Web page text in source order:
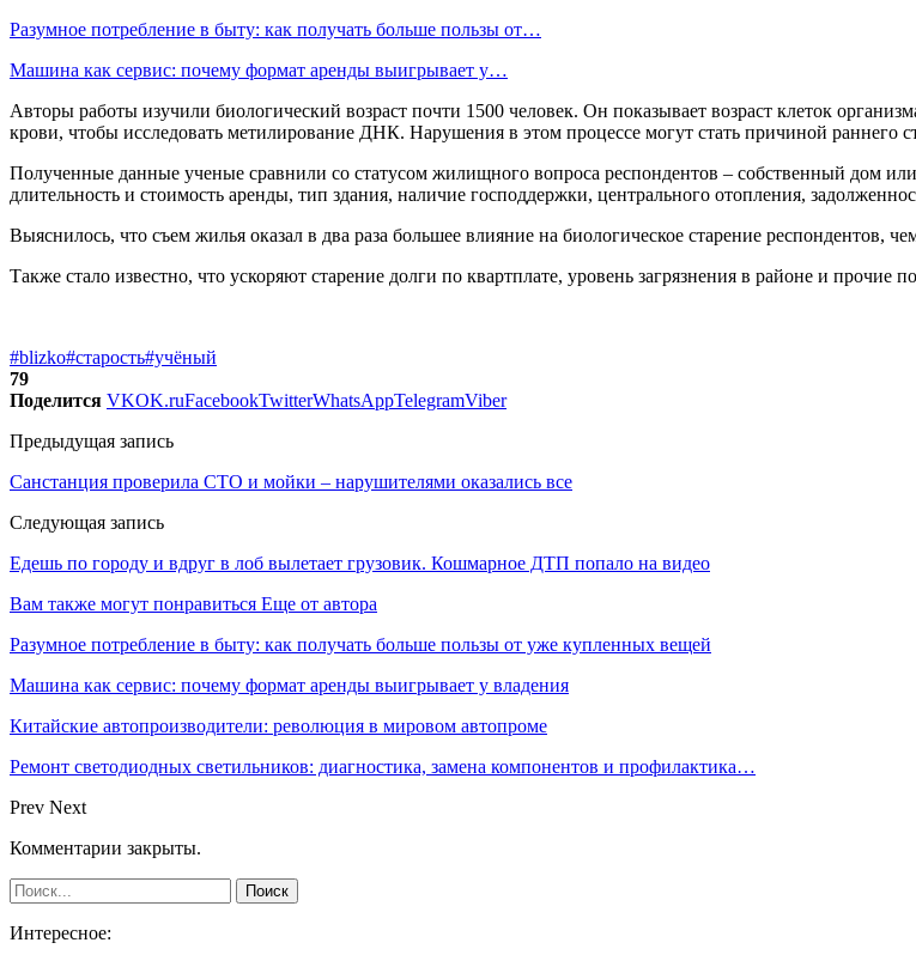
Разумное потребление в быту: как получать больше пользы от…
Машина как сервис: почему формат аренды выигрывает у…
Авторы работы изучили биологический возраст почти 1500 человек. Он показывает возраст клеток
крови, чтобы исследовать метилирование ДНК. Нарушения в этом процессе могут стать причиной раннего
Полученные данные ученые сравнили со статусом жилищного вопроса респондентов – собственный дом
длительность и стоимость аренды, тип здания, наличие господдержки, центрального отопления,
Выяснилось, что съем жилья оказал в два раза большее влияние на биологическое старение респондентов,
Также стало известно, что ускоряют старение долги по квартплате, уровень загрязнения в районе и прочие
#blizko#старость#учёный
79
Поделится VKOK.ruFacebookTwitterWhatsAppTelegramViber
Предыдущая запись
Санстанция проверила СТО и мойки – нарушителями оказались все
Следующая запись
Едешь по городу и вдруг в лоб вылетает грузовик. Кошмарное ДТП попало на видео
Вам также могут понравиться Еще от автора
Разумное потребление в быту: как получать больше пользы от уже купленных вещей
Машина как сервис: почему формат аренды выигрывает у владения
Китайские автопроизводители: революция в мировом автопроме
Ремонт светодиодных светильников: диагностика, замена компонентов и профилактика…
Prev Next
Комментарии закрыты.
Интересное: